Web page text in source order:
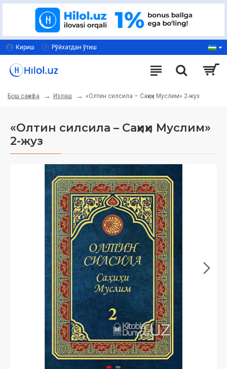
Кириш Рўйхатдан ўтиш
Бош саҳифа Излаш «Олтин силсила – Саҳиҳи Муслим» 2-жуз
«Олтин силсила – Саҳиҳи Муслим»
2-жуз